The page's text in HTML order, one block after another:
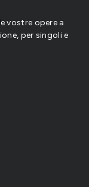
vostre opere a
per singoli e